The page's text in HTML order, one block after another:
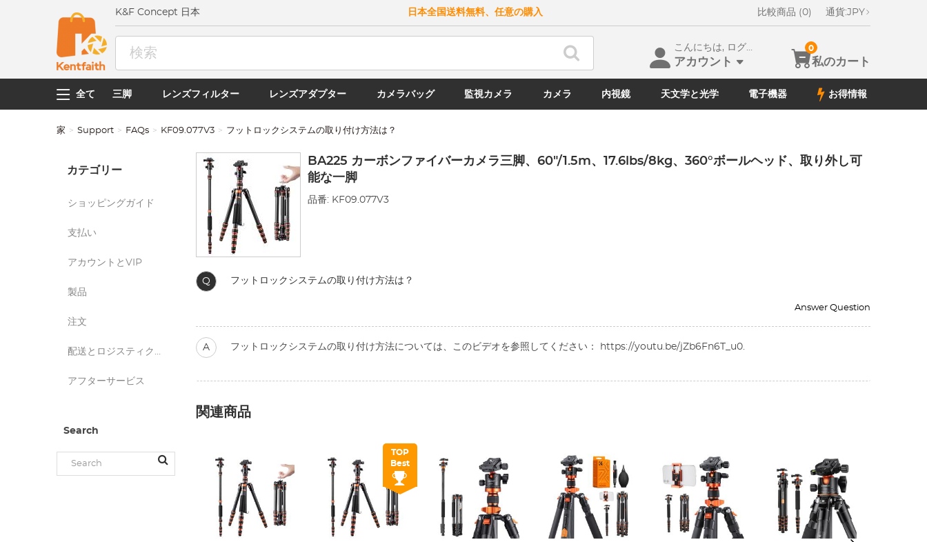
K&F Concept 日本 日本全国送料無料、任意の購入 比較商品 (0) 通貨:JPY
こんにちは, ログイン
アカウント 私のカート
0
全て 三脚 レンズフィルター レンズアダプター カメラバッグ 監視カメラ カメラ 内視鏡 天文学と光学 電子機器 お得情報
家 Support FAQs KF09.077V3 フットロックシステムの取り付け方法は？
カテゴリー
ショッピングガイド
支払い
アカウントとVIP
製品
注文
配送とロジスティクス
アフターサービス
Search
BA225 カーボンファイバーカメラ三脚、60"/1.5m、17.6lbs/8kg、360°ボールヘッド、取り外し可
能な一脚
品番: KF09.077V3
Q フットロックシステムの取り付け方法は？
Answer Question
A フットロックシステムの取り付け方法については、このビデオを参照してください： https://youtu.be/jZb6Fn6T_u0.
関連商品
TOP
Best